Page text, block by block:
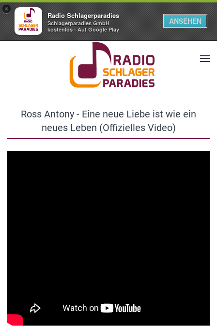
×
Radio Schlagerparadies
Schlagerparadies GmbH
kostenlos - Auf Google Play
ANSEHEN
Ross Antony - Eine neue Liebe ist wie ein
neues Leben (Offizielles Video)